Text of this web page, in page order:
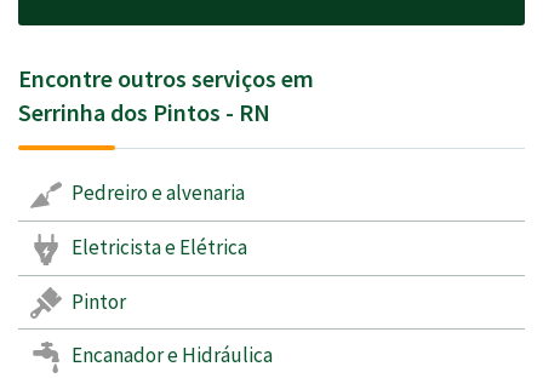
Encontre outros serviços em
Serrinha dos Pintos - RN
Pedreiro e alvenaria
Eletricista e Elétrica
Pintor
Encanador e Hidráulica